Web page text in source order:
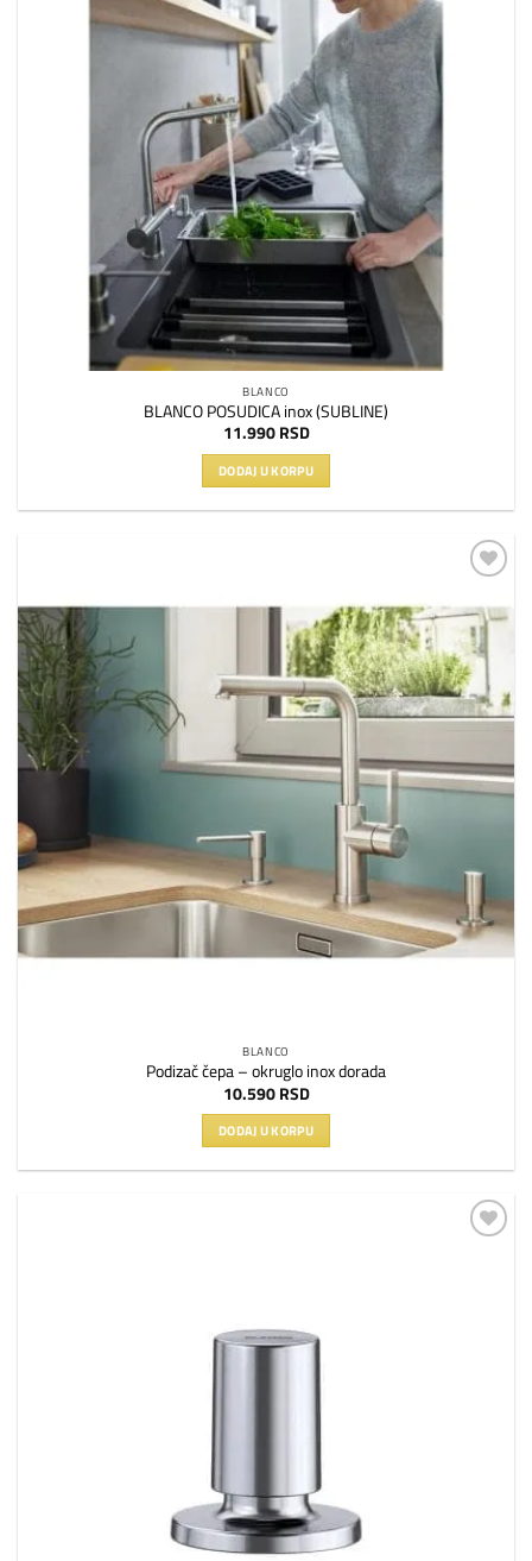
BLANCO
BLANCO POSUDICA inox (SUBLINE)
11.990 RSD
DODAJ U KORPU
na
listu
želja
BLANCO
Podizač čepa – okruglo inox dorada
10.590 RSD
DODAJ U KORPU